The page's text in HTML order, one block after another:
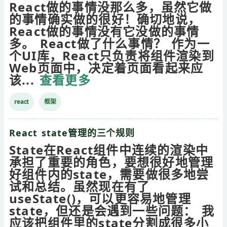
React做的事情没那么多，虽然它做
的事情确实做的很好！确切地说，
React做的事情没有它没做的事情
多。 React做了什么事情？ 作为一
个UI库，React只负责将组件渲染到
Web页面中，决定着页面看起来应
该... 查看更多
react 框架
React state管理的三个规则
State在React组件中连续的渲染中
承担了重要的角色，要想很好地管理
好组件内的state，需要做很多地尝
试和总结。虽然现在有了
useState()，可以更容易地管理
state，但还是会遇到一些问题： 我
应该把组件里的state分割成很多小